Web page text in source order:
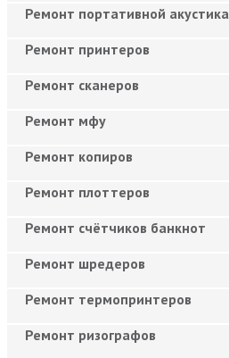
Ремонт портативной акустика
Ремонт принтеров
Ремонт сканеров
Ремонт мфу
Ремонт копиров
Ремонт плоттеров
Ремонт счётчиков банкнот
Ремонт шредеров
Ремонт термопринтеров
Ремонт ризографов